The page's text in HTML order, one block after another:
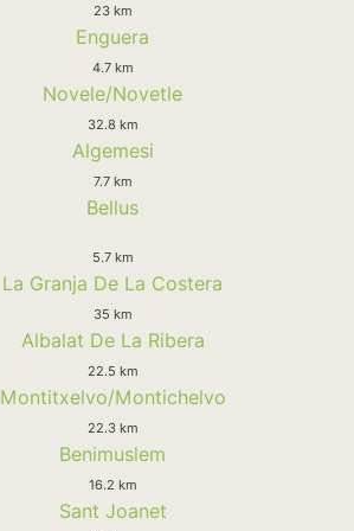
23 km
Enguera
4.7 km
Novele/Novetle
32.8 km
Algemesi
7.7 km
Bellus
5.7 km
La Granja De La Costera
35 km
Albalat De La Ribera
22.5 km
Montitxelvo/Montichelvo
22.3 km
Benimuslem
16.2 km
Sant Joanet